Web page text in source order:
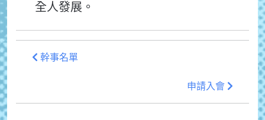
全人發展。
幹事名單
申請入會